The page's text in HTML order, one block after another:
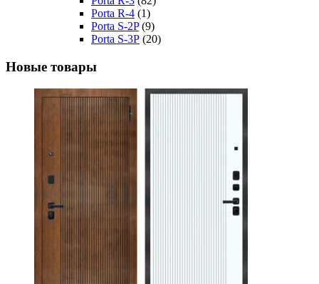
Porta R-4 (1)
Porta S-2P (9)
Porta S-3Р (20)
Новые товары